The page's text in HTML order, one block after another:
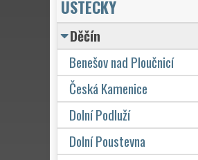
ÚSTECKÝ
Děčín
Benešov nad Ploučnicí
Česká Kamenice
Dolní Podluží
Dolní Poustevna